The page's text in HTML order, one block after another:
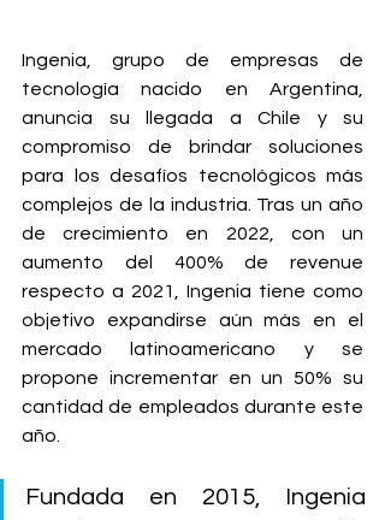
Ingenia, grupo de empresas de
tecnología nacido
en Argentina,
anuncia su llegada a Chile y su
compromiso de brindar soluciones
para los desafíos tecnológicos más
complejos de la industria. Tras un año
de crecimiento en 2022, con un
aumento del 400% de revenue
respecto a 2021, Ingenia tiene como
objetivo expandirse aún más en el
mercado latinoamericano y se
propone incrementar en un 50% su
cantidad de empleados durante este
año.
Fundada en 2015, Ingenia